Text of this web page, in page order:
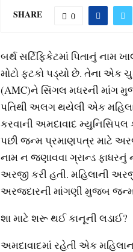
SHARE 0
બર્થ સર્ટિફિકેટમાં પિતાનું નામ
મોટો ફટકો પડ્યો છે. તેના એક
(AMC)ને સિંગલ મધરની માંગ
પતિથી અલગ થયેલી એક
કરવાની અમદાવાદ મ્યુનિસિપલ
પછી જન્મ પ્રમાણપત્ર માટે
નામ ન જણાવવા ગ્રાન્ડ
અરજી કરી હતી. મહિલાની
અરજદારની માંગણી મુજબ
શા માટે શરૂ થઈ કાનૂની લડાઈ?
અમદાવાદમાં રહેતી એક